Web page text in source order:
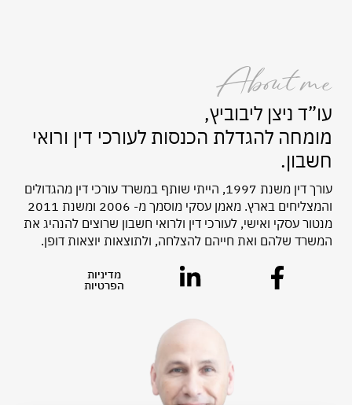
About me
עו”ד ניצן ליבוביץ,
מומחה להגדלת הכנסות לעורכי דין ורואי
חשבון.
עורך דין משנת 1997
, הייתי שותף במשרד עורכי דין מהגדולים
והמצליחים בארץ. מאמן עסקי מוסמך מ- 2006 ומשנת 2011
מנטור עסקי ואישי, לעורכי דין ולרואי חשבון שרוצים להנהיג את
המשרד שלהם ואת חייהם להצלחה, ולתוצאות יוצאות דופן.
מדיניות
הפרטיות